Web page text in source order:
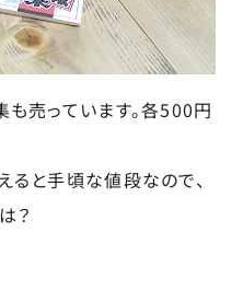
売っています。各500円
ると手頃な値段なので、
？